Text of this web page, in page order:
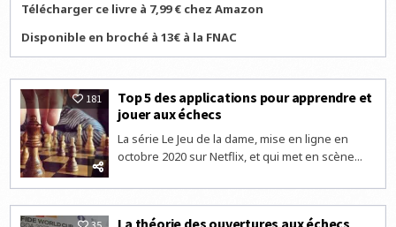
Télécharger ce livre à 7,99 € chez Amazon
Disponible en broché à 13€ à la FNAC
181
Top 5 des applications pour apprendre et
jouer aux échecs
La série Le Jeu de la dame, mise en ligne en
octobre 2020 sur Netflix, et qui met en scène...
La théorie des ouvertures aux échecs